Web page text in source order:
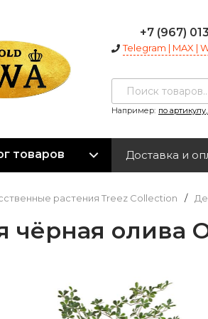
+7 (967)
Telegram | MAX |
Например: по
товаров Доставка и
растения Treez Collection /
чёрная олива